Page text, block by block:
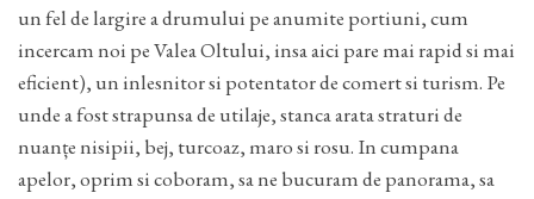
un fel de largire a drumului pe anumite portiuni, cum
incercam noi pe Valea Oltului, insa aici pare mai rapid si mai
eficient), un inlesnitor si potentator de comert si turism. Pe
unde a fost strapunsa de utilaje, stanca arata straturi de
nuanțe nisipii, bej, turcoaz, maro si rosu. In cumpana
apelor, oprim si coboram, sa ne bucuram de panorama, sa